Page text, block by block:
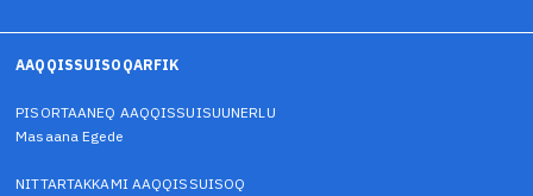
AAQQISSUISOQARFIK
PISORTAANEQ AAQQISSUISUUNERLU
Masaana Egede
NITTARTAKKAMI AAQQISSUISOQ